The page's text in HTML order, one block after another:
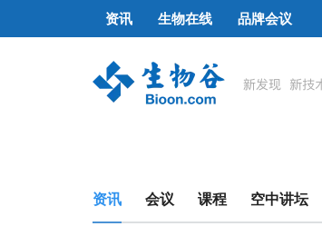
资讯 生物在线 品牌会议
资讯 会议 课程 空中讲坛